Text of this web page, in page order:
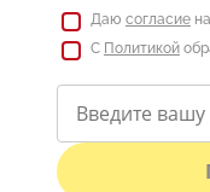
Даю согласие
С Политикой